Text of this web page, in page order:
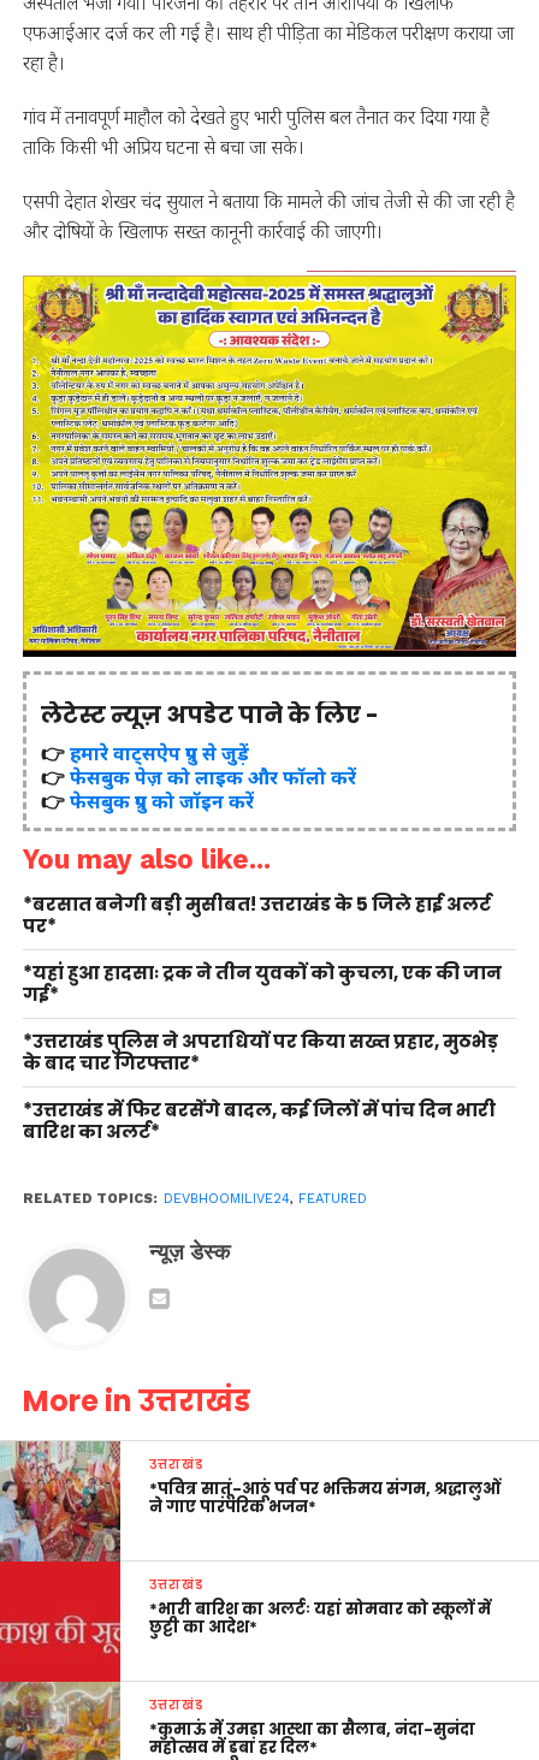
एफआईआर दर्ज कर ली गई है। साथ ही पीड़िता का मेडिकल परीक्षण कराया जा
रहा है।
गांव में तनावपूर्ण माहौल को देखते हुए भारी पुलिस बल तैनात कर दिया गया है
ताकि किसी भी अप्रिय घटना से बचा जा सके।
एसपी देहात शेखर चंद सुयाल ने बताया कि मामले की जांच तेजी से की जा रही है
और दोषियों के खिलाफ सख्त कानूनी कार्रवाई की जाएगी।
लेटेस्ट न्यूज़ अपडेट पाने के लिए -
👉हमारे वाट्सऐप ग्रुप से जुड़ें
👉फेसबुक पेज़ को लाइक और फॉलो करें
👉फेसबुक ग्रुप को जॉइन करें
You may also like...
*बरसात बनेगी बड़ी मुसीबत! उत्तराखंड के 5 जिले हाई अलर्ट
पर*
*यहां हुआ हादसाः ट्रक ने तीन युवकों को कुचला, एक की जान
गई*
*उत्तराखंड पुलिस ने अपराधियों पर किया सख्त प्रहार, मुठभेड़
के बाद चार गिरफ्तार*
*उत्तराखंड में फिर बरसेंगे बादल, कई जिलों में पांच दिन भारी
बारिश का अलर्ट*
RELATED TOPICS: DEVBHOOMILIVE24, FEATURED
न्यूज़ डेस्क
More in उत्तराखंड
उत्तराखंड
*पवित्र सातूं-आठूं पर्व पर भक्तिमय संगम, श्रद्धालुओं
ने गाए पारंपरिक भजन*
उत्तराखंड
*भारी बारिश का अलर्टः यहां सोमवार को स्कूलों में
छुट्टी का आदेश*
उत्तराखंड
*कुमाऊं में उमड़ा आस्था का सैलाब, नंदा-सुनंदा
महोत्सव में डूबा हर दिल*